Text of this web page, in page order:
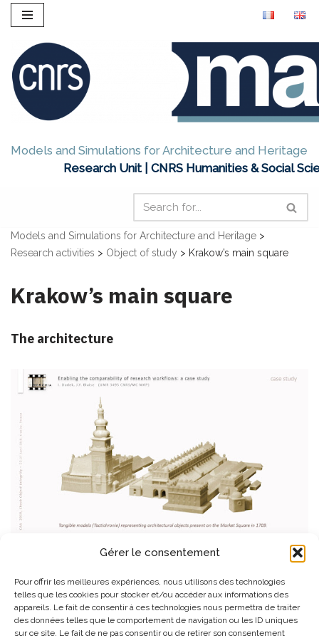
Gérer le consentement
Pour offrir les meilleures expériences, nous utilisons des technologies
telles que les cookies pour stocker et/ou accéder aux informations des
appareils. Le fait de consentir à ces technologies nous permettra de traiter
des données telles que le comportement de navigation ou les ID uniques
sur ce site. Le fait de ne pas consentir ou de retirer son consentement
to
content
Models and Simulations for Architecture and Heritage
Research Unit | CNRS Humanities & Social
Models and Simulations for Architecture and Heritage >
Research activities > Object of study > Krakow’s main square
Krakow’s main square
The architecture
Digging and diachronic analysis of historical data
Information visualisation (InfoVis)
Modelling of spatio-historical data